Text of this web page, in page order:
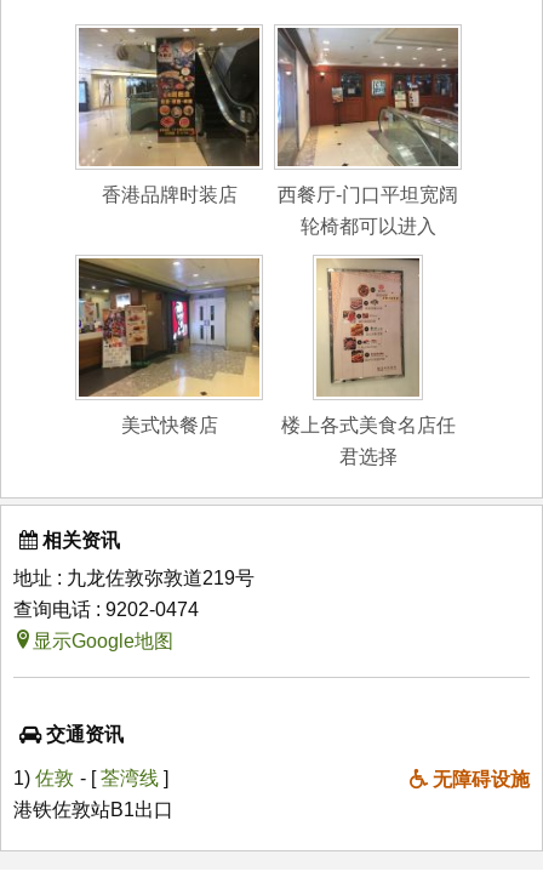
香港品牌时装店
西餐厅-门口平坦宽阔
轮椅都可以进入
美式快餐店
楼上各式美食名店任
君选择
相关资讯
地址 : 九龙佐敦弥敦道219号
查询电话 : 9202-0474
显示Google地图
交通资讯
1) 佐敦 无障碍设施
- [荃湾线 ]
港铁佐敦站B1出口